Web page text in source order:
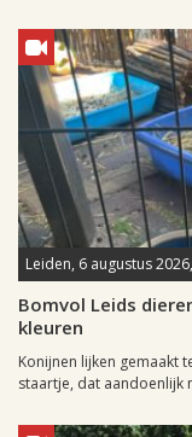
Leiden, 6 augustus
Bomvol Leids
kleuren
Konijnen lijken gemaakt
staartje, dat aandoenlijk